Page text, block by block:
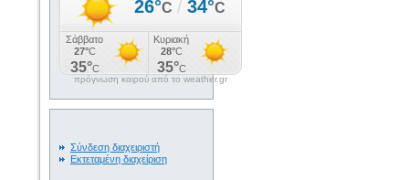
πρόγνωση καιρού από το weather.gr
Σύνδεση διαχειριστή
Εκτεταμένη διαχείριση